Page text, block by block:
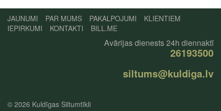
JAUNUMI PAR MUMS PAKALPOJUMI
KLIENTIEM
IEPIRKUMI
KONTAKTI BILL.ME
Avārijas dienests 24h diennaktī
26193500
siltums@kuldiga.lv
© 2026 Kuldīgas Siltumtīkli